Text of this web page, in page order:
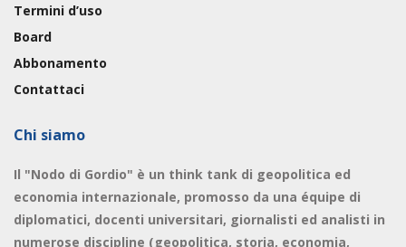
Termini d’uso
Board
Abbonamento
Contattaci
Chi siamo
Il "Nodo di Gordio" è un think tank di geopolitica ed
economia internazionale, promosso da una équipe di
diplomatici, docenti universitari, giornalisti ed analisti in
numerose discipline (geopolitica, storia, economia,